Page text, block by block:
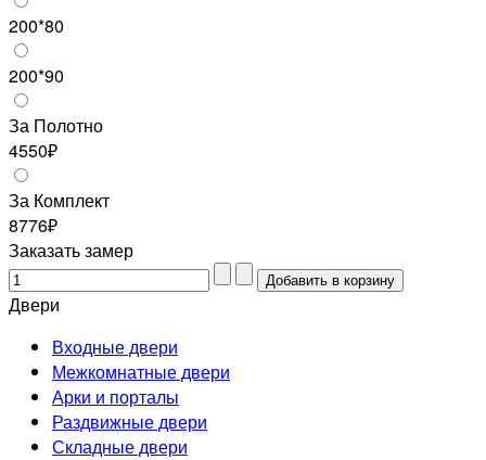
200*80
200*90
За Полотно
4550₽
За Комплект
8776₽
Заказать замер
Двери
Входные двери
Межкомнатные двери
Арки и порталы
Раздвижные двери
Складные двери